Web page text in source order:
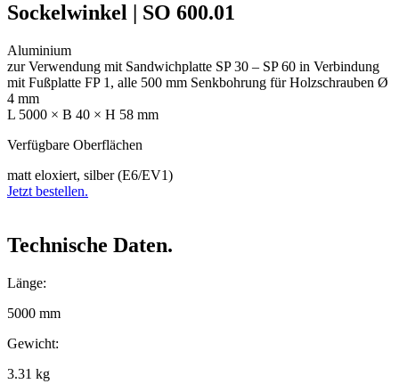
Sockelwinkel | SO 600.01
Aluminium
zur Verwendung mit Sandwichplatte SP 30 – SP 60 in Verbindung
mit Fußplatte FP 1, alle 500 mm Senkbohrung für Holzschrauben Ø
4 mm
L 5000 × B 40 × H 58 mm
Verfügbare Oberflächen
matt eloxiert, silber (E6/EV1)
Jetzt bestellen.
Technische Daten.
Länge:
5000 mm
Gewicht:
3.31 kg